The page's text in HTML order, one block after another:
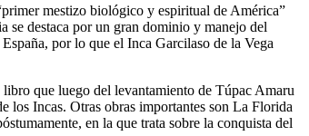
mestizo biológico y espiritual de América”
se destaca por un gran dominio y manejo del
por lo que el Inca Garcilaso de la Vega
que luego del levantamiento de Túpac Amaru
los Incas. Otras obras importantes son La Florida
en la que trata sobre la conquista del